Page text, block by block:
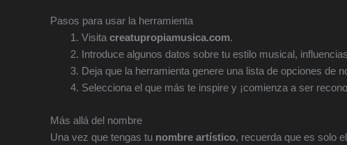
Pasos para usar la herramienta
Visitacreatupropiamusica.com.
Introduce algunos datos sobre tu estilo musical,
Deja que la herramienta genere una lista de opciones de
Selecciona el que más te inspire y ¡comienza a ser
Más allá del nombre
Una vez que tengas tu nombre artístico, recuerda que es solo